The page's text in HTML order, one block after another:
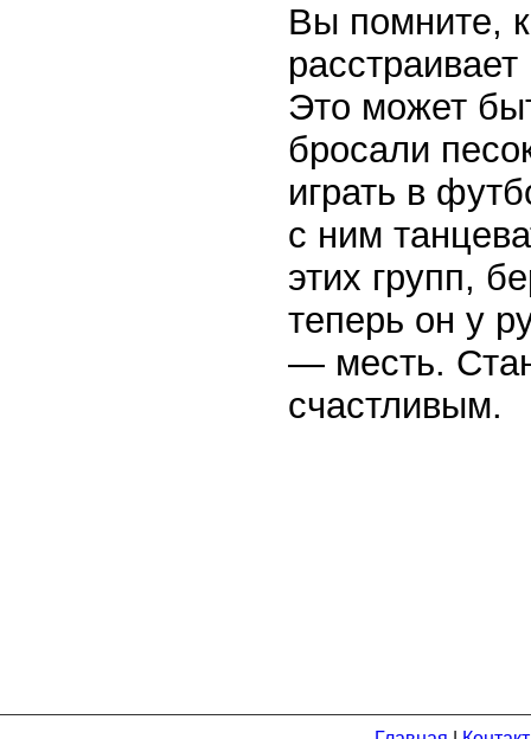
Вы помните,
Это может
бросали
играть в
с ним
этих групп,
теперь он у
— месть.
счастливым.